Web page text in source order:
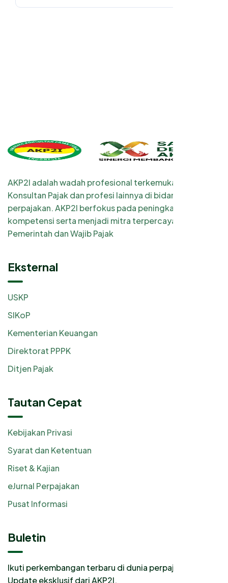
AKP2I adalah wadah profesional terkemuka bagi
Konsultan Pajak dan profesi lainnya di bidang
perpajakan. AKP2I berfokus pada peningkatan
kompetensi serta menjadi mitra terpercaya
Pemerintah dan Wajib Pajak
Eksternal
USKP
SIKoP
Kementerian Keuangan
Direktorat PPPK
Ditjen Pajak
Tautan Cepat
Kebijakan Privasi
Syarat dan Ketentuan
Riset & Kajian
eJurnal Perpajakan
Pusat Informasi
Buletin
Ikuti perkembangan terbaru di dunia perpajakan.
Update eksklusif dari AKP2I.